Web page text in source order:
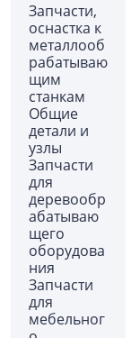
Запчасти,
оснастка к
металлооб
рабатываю
щим
станкам
Общие
детали и
узлы
Запчасти
для
деревообр
абатываю
щего
оборудова
ния
Запчасти
для
мебельног